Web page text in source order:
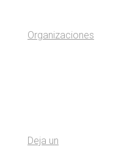
Organizaciones
Deja un